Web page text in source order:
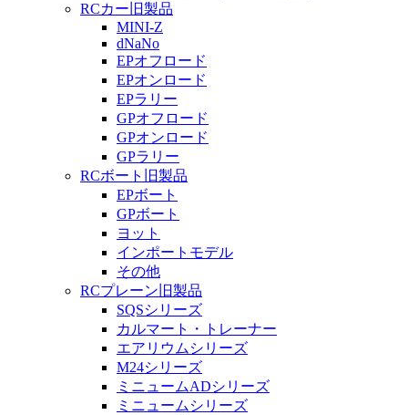
RCカー旧製品
MINI-Z
dNaNo
EPオフロード
EPオンロード
EPラリー
GPオフロード
GPオンロード
GPラリー
RCボート旧製品
EPボート
GPボート
ヨット
インポートモデル
その他
RCプレーン旧製品
SQSシリーズ
カルマート・トレーナー
エアリウムシリーズ
M24シリーズ
ミニュームADシリーズ
ミニュームシリーズ